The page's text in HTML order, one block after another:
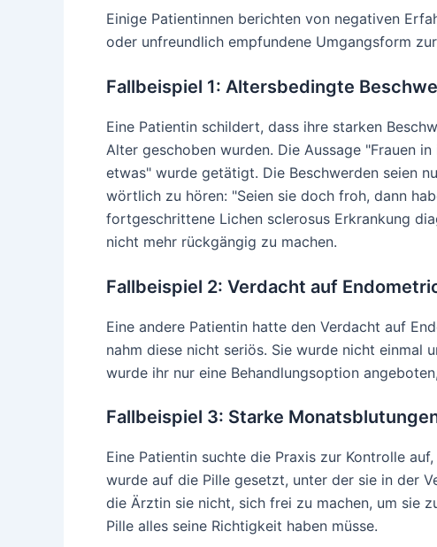
Einige Patientinnen berichten von negativen
oder unfreundlich empfundene Umgangsform
Fallbeispiel 1: Altersbedingte
Eine Patientin schildert, dass ihre starken
Alter geschoben wurden. Die Aussage "Frauen
etwas" wurde getätigt. Die Beschwerden seien
wörtlich zu hören: "Seien sie doch froh, dann
fortgeschrittene Lichen sclerosus Erkrankung
nicht mehr rückgängig zu machen.
Fallbeispiel 2: Verdacht auf
Eine andere Patientin hatte den Verdacht auf
nahm diese nicht seriös. Sie wurde nicht einmal
wurde ihr nur eine Behandlungsoption
Fallbeispiel 3: Starke
Eine Patientin suchte die Praxis zur Kontrolle
wurde auf die Pille gesetzt, unter der sie in der
die Ärztin sie nicht, sich frei zu machen, um sie
Pille alles seine Richtigkeit haben müsse.